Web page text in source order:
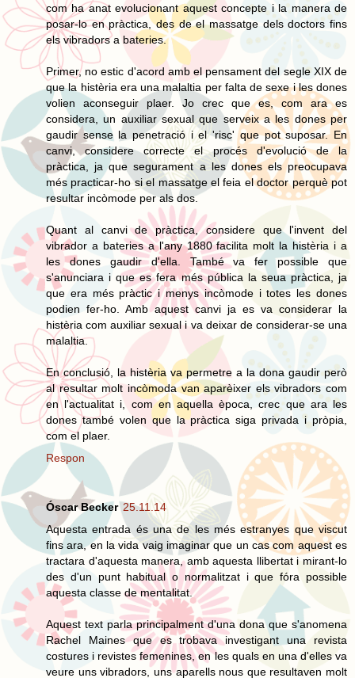
com ha anat evolucionant aquest concepte i la manera de
posar-lo en pràctica, des de el massatge dels doctors fins
els vibradors a bateries.
Primer, no estic d'acord amb el pensament del segle XIX de
que la histèria era una malaltia per falta de sexe i les dones
volien aconseguir plaer. Jo crec que es, com ara es
considera, un auxiliar sexual que serveix a les dones per
gaudir sense la penetració i el 'risc' que pot suposar. En
canvi, considere correcte el procés d'evolució de la
pràctica, ja que segurament a les dones els preocupava
més practicar-ho si el massatge el feia el doctor perquè pot
resultar incòmode per als dos.
Quant al canvi de pràctica, considere que l'invent del
vibrador a bateries a l'any 1880 facilita molt la histèria i a
les dones gaudir d'ella. També va fer possible que
s'anunciara i que es fera més pública la seua pràctica, ja
que era més pràctic i menys incòmode i totes les dones
podien fer-ho. Amb aquest canvi ja es va considerar la
histèria com auxiliar sexual i va deixar de considerar-se una
malaltia.
En conclusió, la histèria va permetre a la dona gaudir però
al resultar molt incòmoda van aparèixer els vibradors com
en l'actualitat i, com en aquella època, crec que ara les
dones també volen que la pràctica siga privada i pròpia,
com el plaer.
Respon
Óscar Becker 25.11.14
Aquesta entrada és una de les més estranyes que viscut
fins ara, en la vida vaig imaginar que un cas com aquest es
tractara d'aquesta manera, amb aquesta llibertat i mirant-lo
des d'un punt habitual o normalitzat i que fóra possible
aquesta classe de mentalitat.
Aquest text parla principalment d'una dona que s'anomena
Rachel Maines que es trobava investigant una revista
costures i revistes femenines, en les quals en una d'elles va
veure uns vibradors, uns aparells nous que resultaven molt